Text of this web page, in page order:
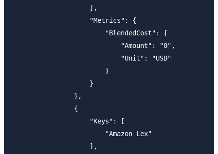
                    ],
                    "Metrics": {
                        "BlendedCost": {
                            "Amount": "0",
                            "Unit": "USD"
                        }
                    }
                },
                {
                    "Keys": [
                        "Amazon Lex"
                    ],